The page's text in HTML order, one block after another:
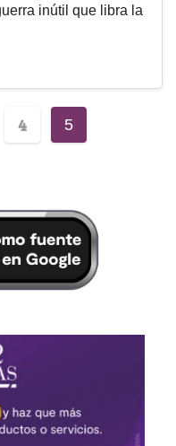
inútil que libra la
4 5